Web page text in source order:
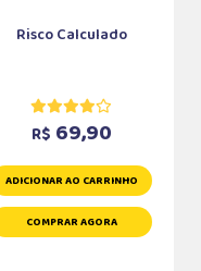
Risco Calculado
R$ 69,90
ADICIONAR AO CARRINHO
COMPRAR AGORA